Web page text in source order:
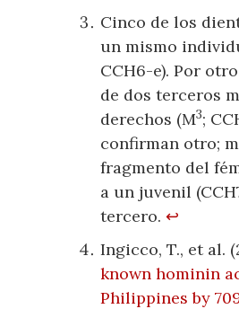
Cinco de los
un mismo
CCH6-e). Por
de dos terceros
derechos (M3;
confirman otro;
fragmento del
a un juvenil
tercero.↩
Ingicco, T., et al.
known hominin
Philippines by